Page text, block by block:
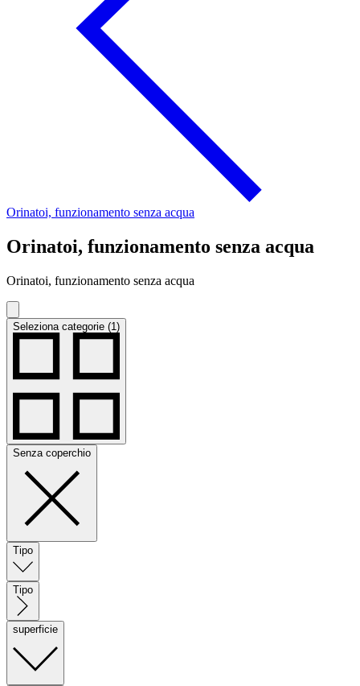
Orinatoi, funzionamento senza acqua
Orinatoi, funzionamento senza acqua
Orinatoi, funzionamento senza acqua
Seleziona categorie (1)
Senza coperchio
Tipo
Tipo
superficie